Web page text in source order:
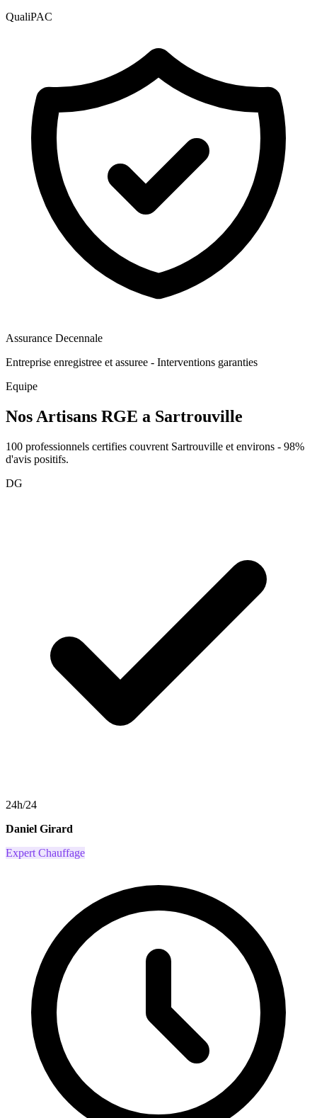
QualiPAC
Assurance Decennale
Entreprise enregistree et assuree - Interventions garanties
Equipe
Nos Artisans RGE a Sartrouville
100 professionnels certifies couvrent Sartrouville et environs - 98%
d'avis positifs.
DG
24h/24
Daniel Girard
Expert Chauffage